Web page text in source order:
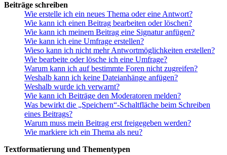
Beiträge schreiben
Wie erstelle ich ein neues Thema oder eine Antwort?
Wie kann ich einen Beitrag bearbeiten oder löschen?
Wie kann ich meinem Beitrag eine Signatur anfügen?
Wie kann ich eine Umfrage erstellen?
Wieso kann ich nicht mehr Antwortmöglichkeiten erstellen?
Wie bearbeite oder lösche ich eine Umfrage?
Warum kann ich auf bestimmte Foren nicht zugreifen?
Weshalb kann ich keine Dateianhänge anfügen?
Weshalb wurde ich verwarnt?
Wie kann ich Beiträge den Moderatoren melden?
Was bewirkt die „Speichern“-Schaltfläche beim Schreiben
eines Beitrags?
Warum muss mein Beitrag erst freigegeben werden?
Wie markiere ich ein Thema als neu?
Textformatierung und Thementypen